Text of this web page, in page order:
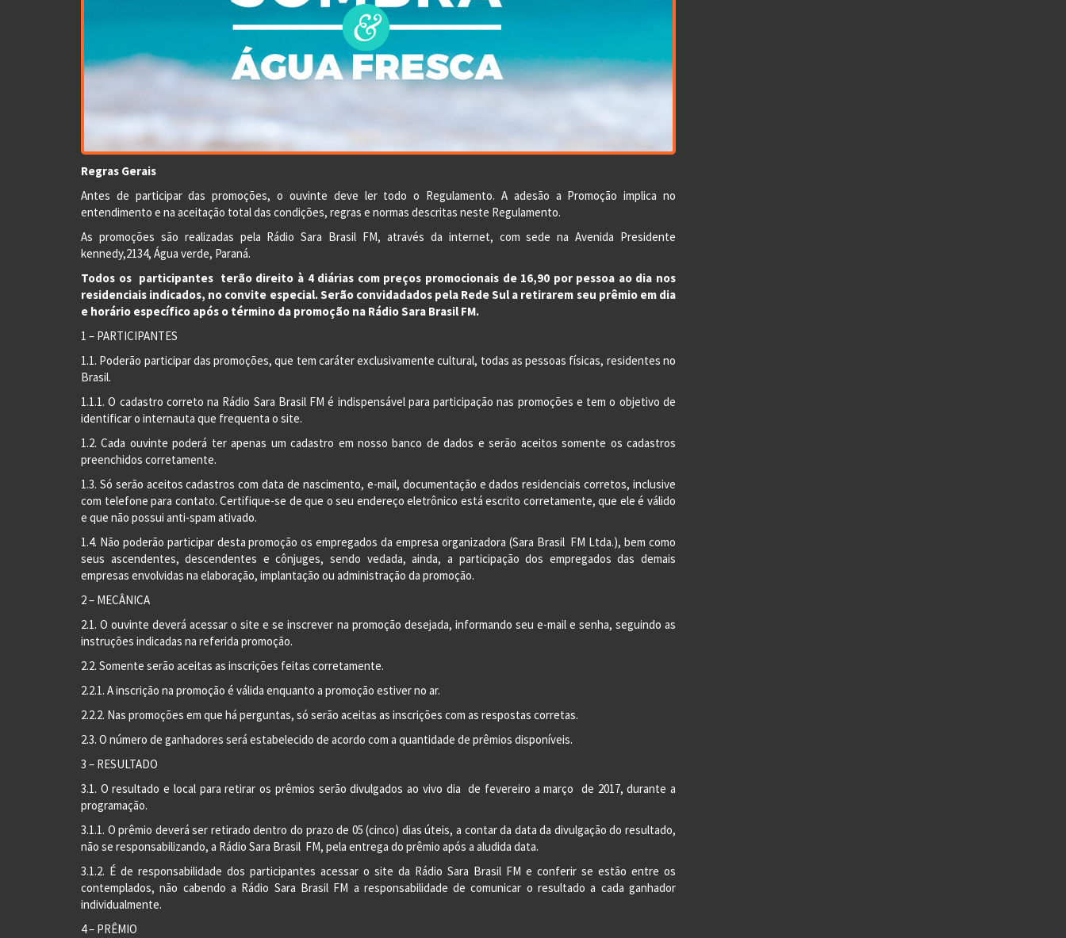
Regras Gerais
Antes de participar das promoções, o ouvinte deve ler todo o Regulamento. A adesão a Promoção implica no
entendimento e na aceitação total das condições, regras e normas descritas neste Regulamento.
As promoções são realizadas pela Rádio Sara Brasil FM, através da internet, com sede na Avenida Presidente
kennedy,2134, Água verde, Paraná.
Todos os participantes terão direito à 4 diárias com preços promocionais de 16,90 por pessoa ao dia nos
residenciais indicados, no convite especial. Serão convidadados pela Rede Sul a retirarem seu prêmio em dia
e horário específico após o término da promoção na Rádio Sara Brasil FM.
1 – PARTICIPANTES
1.1. Poderão participar das promoções, que tem caráter exclusivamente cultural, todas as pessoas físicas, residentes no
Brasil.
1.1.1. O cadastro correto na Rádio Sara Brasil FM é indispensável para participação nas promoções e tem o objetivo de
identificar o internauta que frequenta o site.
1.2. Cada ouvinte poderá ter apenas um cadastro em nosso banco de dados e serão aceitos somente os cadastros
preenchidos corretamente.
1.3. Só serão aceitos cadastros com data de nascimento, e-mail, documentação e dados residenciais corretos, inclusive
com telefone para contato. Certifique-se de que o seu endereço eletrônico está escrito corretamente, que ele é válido
e que não possui anti-spam ativado.
1.4. Não poderão participar desta promoção os empregados da empresa organizadora (Sara Brasil FM Ltda.), bem como
seus ascendentes, descendentes e cônjuges, sendo vedada, ainda, a participação dos empregados das demais
empresas envolvidas na elaboração, implantação ou administração da promoção.
2 – MECÂNICA
2.1. O ouvinte deverá acessar o site e se inscrever na promoção desejada, informando seu e-mail e senha, seguindo as
instruções indicadas na referida promoção.
2.2. Somente serão aceitas as inscrições feitas corretamente.
2.2.1. A inscrição na promoção é válida enquanto a promoção estiver no ar.
2.2.2. Nas promoções em que há perguntas, só serão aceitas as inscrições com as respostas corretas.
2.3. O número de ganhadores será estabelecido de acordo com a quantidade de prêmios disponíveis.
3 – RESULTADO
3.1. O resultado e local para retirar os prêmios serão divulgados ao vivo dia de fevereiro a março de 2017, durante a
programação.
3.1.1. O prêmio deverá ser retirado dentro do prazo de 05 (cinco) dias úteis, a contar da data da divulgação do resultado,
não se responsabilizando, a Rádio Sara Brasil FM, pela entrega do prêmio após a aludida data.
3.1.2. É de responsabilidade dos participantes acessar o site da Rádio Sara Brasil FM e conferir se estão entre os
contemplados, não cabendo a Rádio Sara Brasil FM a responsabilidade de comunicar o resultado a cada ganhador
individualmente.
4 – PRÊMIO